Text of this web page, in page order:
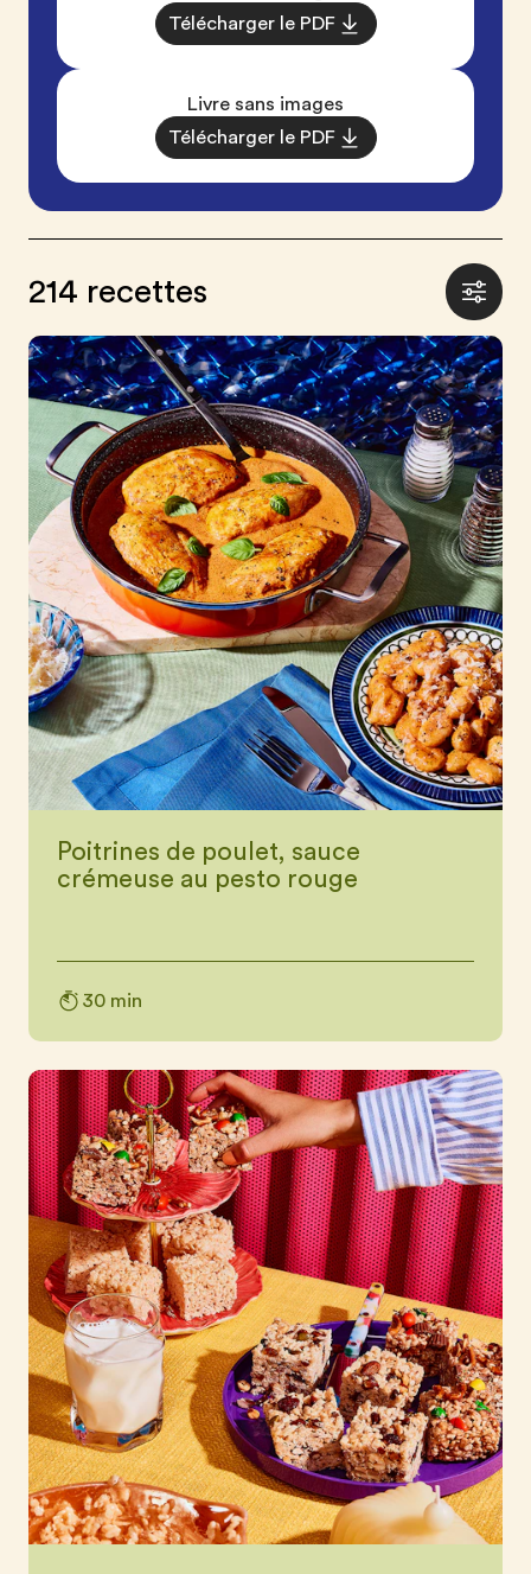
Télécharger le PDF
Livre sans images
Télécharger le PDF
214 recettes
Poitrines de poulet, sauce
crémeuse au pesto rouge
30 min